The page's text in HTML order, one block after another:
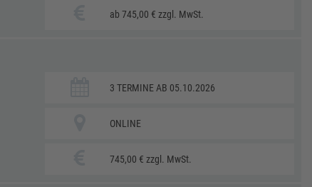
ab 745,00 € zzgl. MwSt.
3 TERMINE AB 05.10.2026
ONLINE
745,00 € zzgl. MwSt.